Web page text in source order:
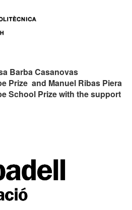
Barba Casanovas
Prize and Manuel Ribas Piera
School Prize with the support